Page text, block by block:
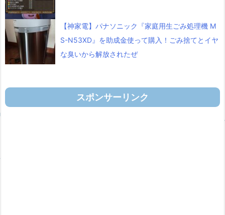
【神家電】パナソニック『家庭用生ごみ処理機 M
S-N53XD』を助成金使って購入！ごみ捨てとイヤ
な臭いから解放されたぜ
スポンサーリンク